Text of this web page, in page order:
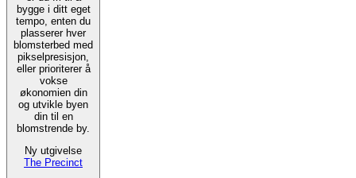
bygge i ditt eget
tempo, enten du
plasserer hver
blomsterbed med
pikselpresisjon,
eller prioriterer å
vokse
økonomien din
og utvikle byen
din til en
blomstrende by.
Ny utgivelse
The Precinct